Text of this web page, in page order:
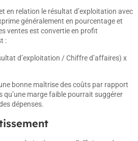
en relation le résultat d’exploitation avec
généralement en pourcentage et
ventes est convertie en profit
:
d’exploitation / Chiffre d’affaires) x
bonne maîtrise des coûts par rapport
qu’une marge faible pourrait suggérer
dépenses.